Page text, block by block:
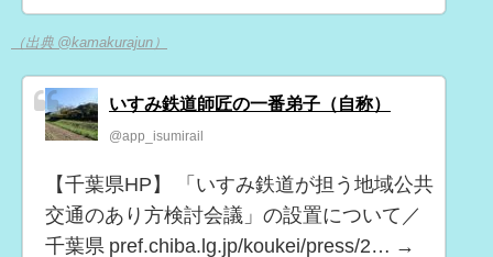
（出典 @kamakurajun）
いすみ鉄道師匠の一番弟子（自称）
@app_isumirail
【千葉県HP】 「いすみ鉄道が担う地域公共
交通のあり方検討会議」の設置について／
千葉県 pref.chiba.lg.jp/koukei/press/2… →